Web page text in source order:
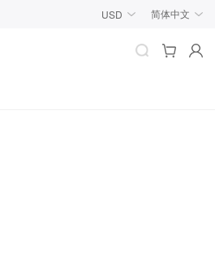
USD 简体中文